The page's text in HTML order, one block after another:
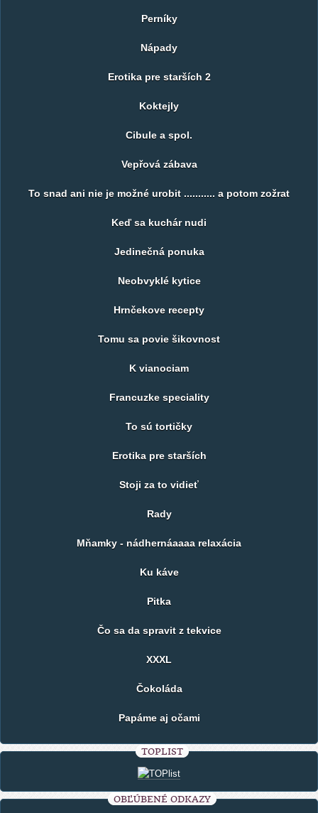
Perníky
Nápady
Erotika pre starších 2
Koktejly
Cibule a spol.
Vepřová zábava
To snad ani nie je možné urobit ........... a potom zožrat
Keď sa kuchár nudi
Jedinečná ponuka
Neobvyklé kytice
Hrnčekove recepty
Tomu sa povie šikovnost
K vianociam
Francuzke speciality
To sú tortičky
Erotika pre starších
Stoji za to vidieť
Rady
Mňamky - nádhernáaaaa relaxácia
Ku káve
Pitka
Čo sa da spravit z tekvice
XXXL
Čokoláda
Papáme aj očami
TOPLIST
OBĽÚBENÉ ODKAZY